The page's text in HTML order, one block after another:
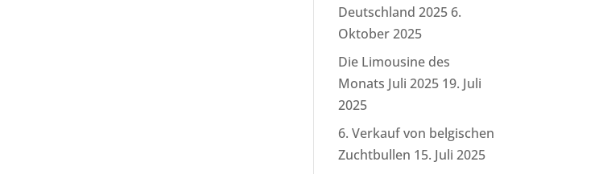
Deutschland 2025 6.
Oktober 2025
Die Limousine des
Monats Juli 2025 19. Juli
2025
6. Verkauf von belgischen
Zuchtbullen 15. Juli 2025